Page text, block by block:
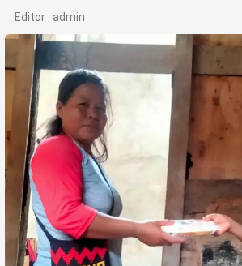
Sport
Life Style
Profil
Opini
Video
More
Disclaimer
Editor : admin